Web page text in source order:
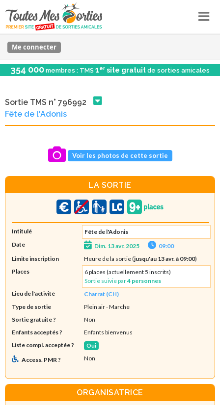
Me connecter
354 000 membres : TMS 1er site gratuit de sorties amicales
Sortie TMS n° 796992
Fête de l'Adonis
Voir les photos de cette sortie
LA SORTIE
Intitulé
Fête de l'Adonis
Date
Dim. 13 avr. 2025
09:00
Limite inscription
Heure de la sortie (jusqu'au 13 avr. à 09:00)
Places
6 places (actuellement 5 inscrits)
Sortie suivie par4 personnes
Lieu de l'activité
Charrat (CH)
Type de sortie
Plein air- Marche
Sortie gratuite ?
Non
Enfants acceptés ?
Enfants bienvenus
Liste compl. acceptée ?
Oui
Access. PMR ? Non
ORGANISATRICE